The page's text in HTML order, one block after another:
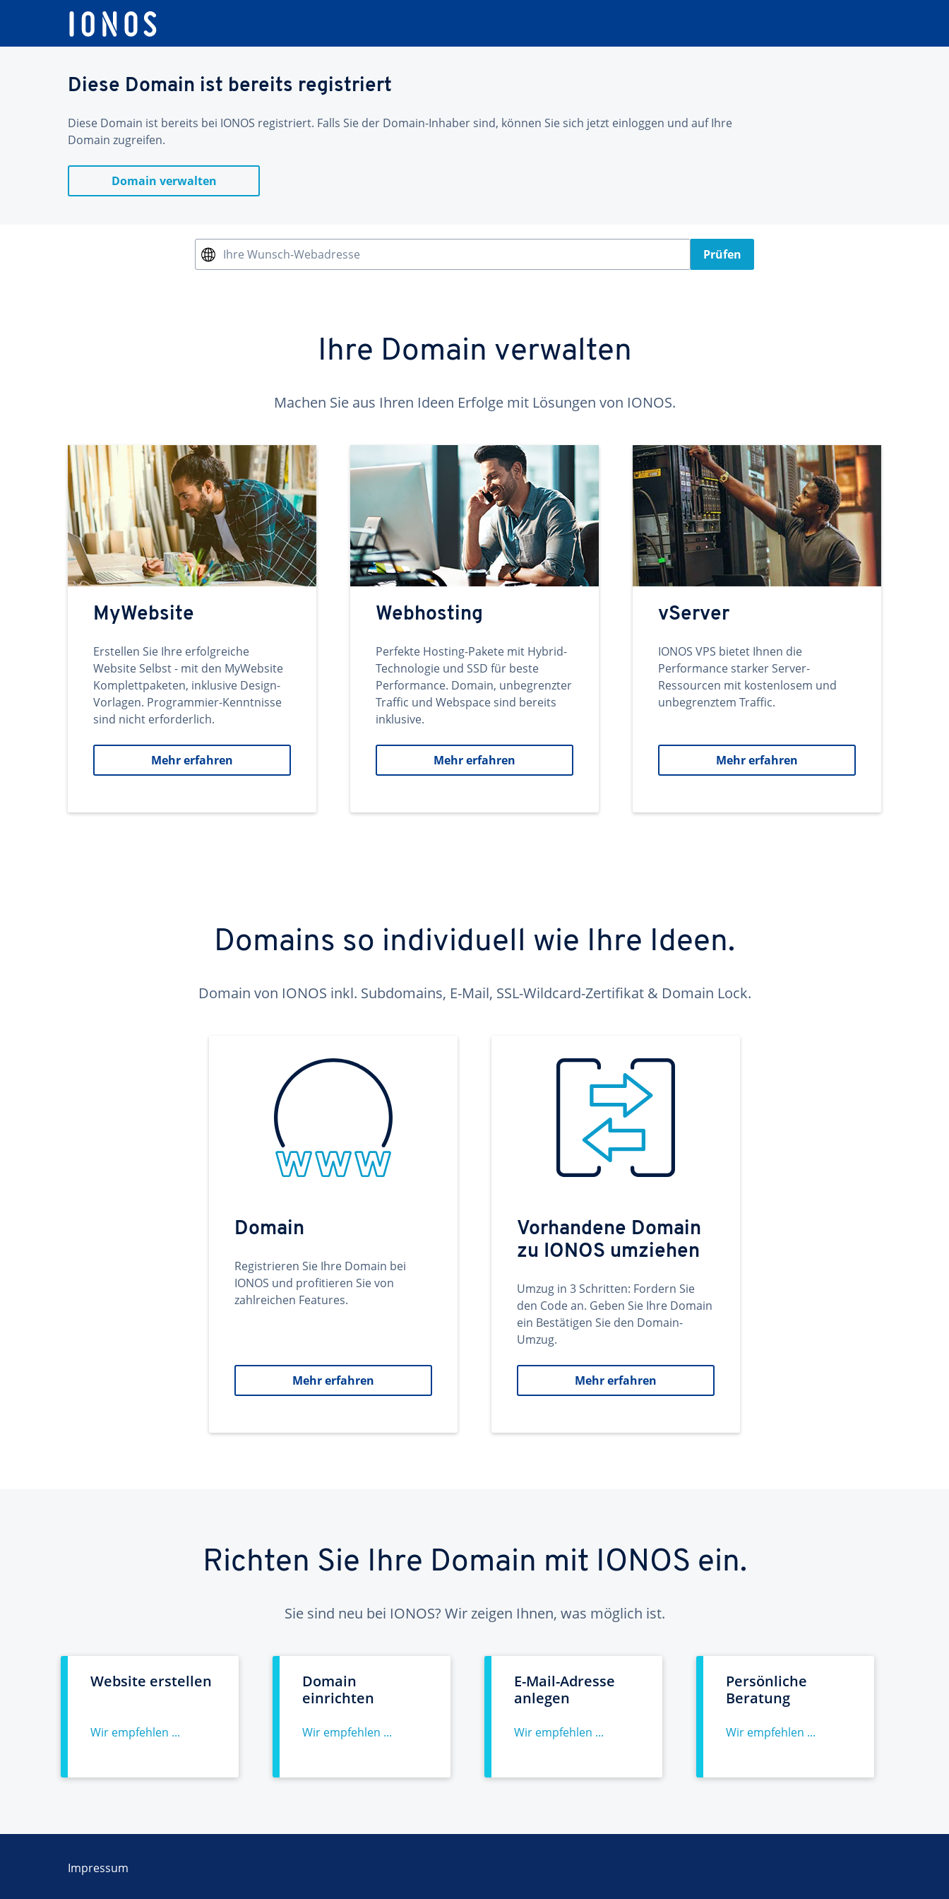
Diese Domain ist bereits registriert
Diese Domain ist bereits bei IONOS registriert. Falls Sie der Domain-Inhaber sind, können Sie sich jetzt einloggen und auf Ihre
Domain zugreifen.
Domain verwalten
Ihre Wunsch-Webadresse Prüfen
Ihre Domain verwalten
Machen Sie aus Ihren Ideen Erfolge mit Lösungen von IONOS.
MyWebsite
Erstellen Sie Ihre erfolgreiche
Website Selbst - mit den MyWebsite
Komplettpaketen, inklusive Design-
Vorlagen. Programmier-Kenntnisse
sind nicht erforderlich.
Mehr erfahren
Webhosting
Perfekte Hosting-Pakete mit Hybrid-
Technologie und SSD für beste
Performance. Domain, unbegrenzter
Traffic und Webspace sind bereits
inklusive.
Mehr erfahren
vServer
IONOS VPS bietet Ihnen die
Performance starker Server-
Ressourcen mit kostenlosem und
unbegrenztem Traffic.
Mehr erfahren
Domains so individuell wie Ihre Ideen.
Domain von IONOS inkl. Subdomains, E-Mail, SSL-Wildcard-Zertifikat & Domain Lock.
Domain
Registrieren Sie Ihre Domain bei
IONOS und profitieren Sie von
zahlreichen Features.
Mehr erfahren
Vorhandene Domain
zu IONOS umziehen
Umzug in 3 Schritten: Fordern Sie
den Code an. Geben Sie Ihre Domain
ein Bestätigen Sie den Domain-
Umzug.
Mehr erfahren
Richten Sie Ihre Domain mit IONOS ein.
Sie sind neu bei IONOS? Wir zeigen Ihnen, was möglich ist.
Website erstellen
Wir empfehlen ...
Domain
einrichten
Wir empfehlen ...
E-Mail-Adresse
anlegen
Wir empfehlen ...
Persönliche
Beratung
Wir empfehlen ...
Impressum